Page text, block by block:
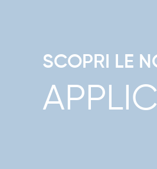
SCOPRI LE